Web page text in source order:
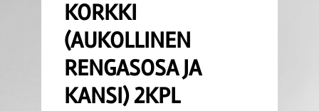
KORKKI
(AUKOLLINEN
RENGASOSA JA
KANSI) 2KPL